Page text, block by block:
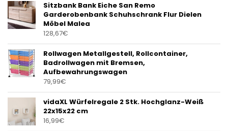
Sitzbank Bank Eiche San Remo
Garderobenbank Schuhschrank Flur Dielen
Möbel Malea
128,67€
Rollwagen Metallgestell, Rollcontainer,
Badrollwagen mit Bremsen,
Aufbewahrungswagen
79,99€
vidaXL Würfelregale 2 Stk. Hochglanz-Weiß
22x15x22 cm
16,99€